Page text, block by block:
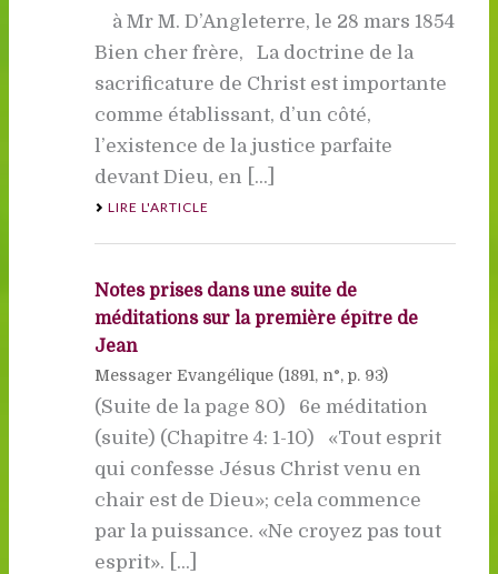
à Mr M. D’Angleterre, le 28 mars 1854
Bien cher frère, La doctrine de la
sacrificature de Christ est importante
comme établissant, d’un côté,
l’existence de la justice parfaite
devant Dieu, en [...]
LIRE L'ARTICLE
Notes prises dans une suite de
méditations sur la première épître de
Jean
Messager Evangélique (1891, n°, p. 93)
(Suite de la page 80) 6e méditation
(suite) (Chapitre 4: 1-10) «Tout esprit
qui confesse Jésus Christ venu en
chair est de Dieu»; cela commence
par la puissance. «Ne croyez pas tout
esprit». [...]